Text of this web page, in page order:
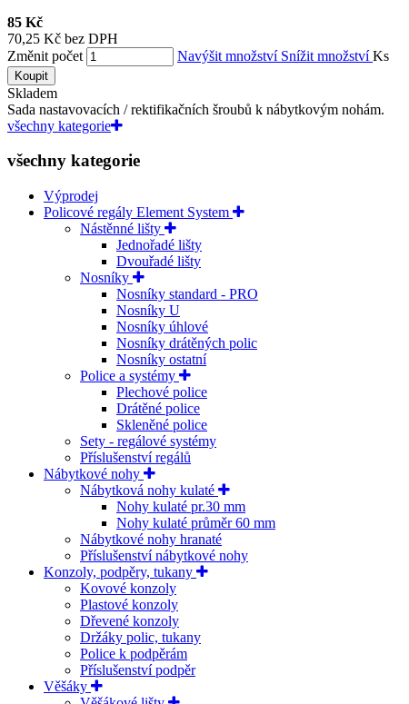
85 Kč
70,25 Kč bez DPH
Změnit počet
Navýšit množství Snížit množstvíKs
Koupit
Skladem
Sada nastavovacích / rektifikačních šroubů k nábytkovým nohám.
všechny kategorie
všechny kategorie
Výprodej
Policové regály Element System
Nástěnné lišty
Jednořadé lišty
Dvouřadé lišty
Nosníky
Nosníky standard - PRO
Nosníky U
Nosníky úhlové
Nosníky drátěných polic
Nosníky ostatní
Police a systémy
Plechové police
Drátěné police
Skleněné police
Sety - regálové systémy
Příslušenství regálů
Nábytkové nohy
Nábytková nohy kulaté
Nohy kulaté pr.30 mm
Nohy kulaté průměr 60 mm
Nábytkové nohy hranaté
Příslušenství nábytkové nohy
Konzoly, podpěry, tukany
Kovové konzoly
Plastové konzoly
Dřevené konzoly
Držáky polic, tukany
Police k podpěrám
Příslušenství podpěr
Věšáky